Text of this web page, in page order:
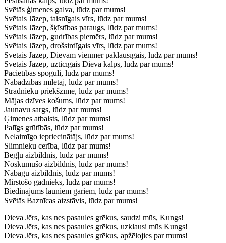
Svētās ģimenes galva, lūdz par mums!
Svētais Jāzep, taisnīgais vīrs, lūdz par mums!
Svētais Jāzep, šķīstības paraugs, lūdz par mums!
Svētais Jāzep, gudrības piemērs, lūdz par mums!
Svētais Jāzep, drošsirdīgais vīrs, lūdz par mums!
Svētais Jāzep, Dievam vienmēr paklausīgais, lūdz par mums!
Svētais Jāzep, uzticīgais Dieva kalps, lūdz par mums!
Pacietības spoguli, lūdz par mums!
Nabadzības mīlētāj, lūdz par mums!
Strādnieku priekšzīme, lūdz par mums!
Mājas dzīves košums, lūdz par mums!
Jaunavu sargs, lūdz par mums!
Ģimenes atbalsts, lūdz par mums!
Palīgs grūtībās, lūdz par mums!
Nelaimīgo iepriecinātājs, lūdz par mums!
Slimnieku cerība, lūdz par mums!
Bēgļu aizbildnis, lūdz par mums!
Noskumušo aizbildnis, lūdz par mums!
Nabagu aizbildnis, lūdz par mums!
Mirstošo gādnieks, lūdz par mums!
Biedinājums ļauniem gariem, lūdz par mums!
Svētās Baznīcas aizstāvis, lūdz par mums!
Dieva Jērs, kas nes pasaules grēkus, saudzi mūs, Kungs!
Dieva Jērs, kas nes pasaules grēkus, uzklausi mūs Kungs!
Dieva Jērs, kas nes pasaules grēkus, apžēlojies par mums!